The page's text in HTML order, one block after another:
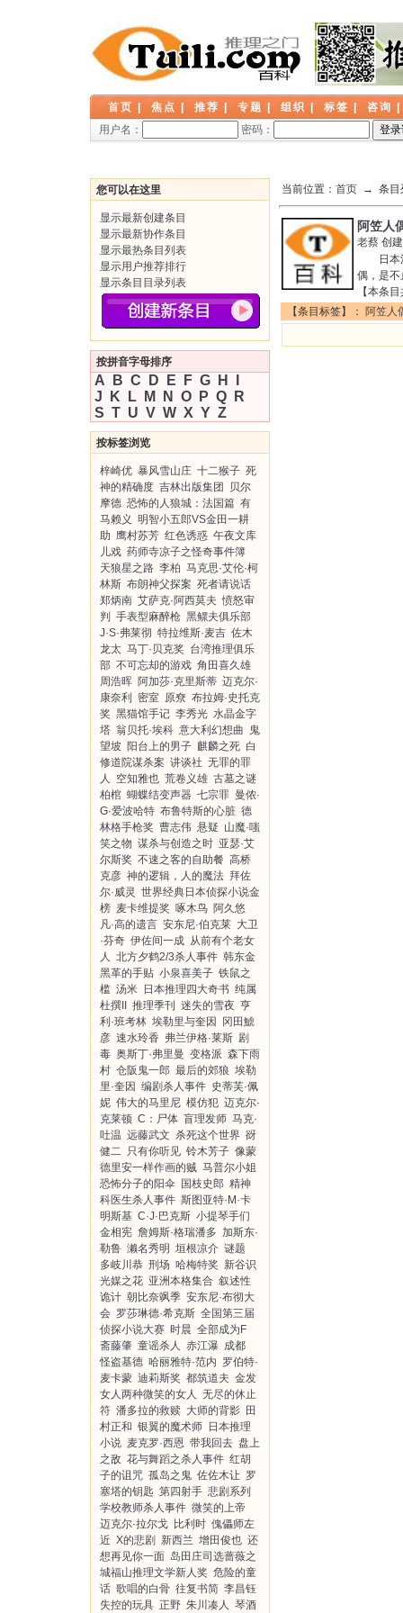
首页 焦点 推荐 专题 组织 标签 咨询
用户名：
密码：
您可以在这里
显示最新创建条目
显示最新协作条目
显示最热条目列表
显示用户推荐排行
显示条目目录列表
按拼音字母排序
A B C D E F G H
J
K L M N O P Q
R
S T U V W X Y Z
按标签浏览
梓崎优 暴风雪山庄 十二猴子 死
神的精确度 吉林出版集团
贝尔
摩德 恐怖的人狼城：法国篇 有
马赖义 明智小五郎VS金田一耕
助 鹰村苏芳 红色诱惑 午夜文库
儿戏 药师寺凉子之怪奇事件簿
天狼星之路 李柏 马克思·艾伦·柯
林斯 布朗神父探案 死者请说话
郑炳南 艾萨克·阿西莫夫 愤怒审
判
手表型麻醉枪 黑鳏夫俱乐部
J·S·弗莱彻 特拉维斯·麦吉 佐木
龙太 马丁·贝克奖 台湾推理俱乐
部 不可忘却的游戏 角田喜久雄
周浩晖 阿加莎·克里斯蒂 迈克尔·
康奈利
密室 原尞 布拉姆·史托克
奖 黑猫馆手记 李秀光 水晶金字
塔 翁贝托·埃科 意大利幻想曲
鬼
望坡 阳台上的男子 麒麟之死 白
修道院谋杀案 讲谈社 无罪的罪
人
空知雅也 荒卷义雄 古墓之谜
柏棺 蝴蝶结变声器 七宗罪 曼侬·
G·爱波哈特 布鲁特斯的心脏 德
林格手枪奖 曹志伟 悬疑 山魔·嗤
笑之物 谋杀与创造之时 亚瑟·艾
尔斯奖 不速之客的自助餐 高桥
克彦 神的逻辑，人的魔法 拜佐
尔·威灵 世界经典日本侦探小说金
榜 麦卡维提奖 啄木鸟 阿久悠
凡·高的遗言 安东尼·伯克莱 大卫
·芬奇 伊佐间一成 从前有个老女
人 北方夕鹤2/3杀人事件 韩东金
黑革的手贴 小泉喜美子 铁鼠之
槛 汤米 日本推理四大奇书 纯属
杜撰II
推理季刊 迷失的雪夜 亨
利·班考林 埃勒里与奎因
冈田鯱
彦 速水玲香 弗兰伊格·莱斯 剧
毒 奥斯丁·弗里曼 变格派 森下雨
村 仓阪鬼一郎 最后的郊狼 埃勒
里·奎因 编剧杀人事件 史蒂芙·佩
妮 伟大的马里尼 模仿犯 迈克尔·
克莱顿 C：尸体 盲理发师 马克·
吐温 远藤武文 杀死这个世界 谺
健二 只有你听见 铃木芳子 像蒙
德里安一样作画的贼 马普尔小姐
恐怖分子的阳伞 国枝史郎 精神
科医生杀人事件 斯图亚特·M·卡
明斯基 C·J·巴克斯 小提琴手们
金相宪 詹姆斯·格瑞潘多 加斯东·
勒鲁 濑名秀明 垣根凉介 谜题
多岐川恭 刑场 哈梅特奖 新谷识
光媒之花 亚洲本格集合 叙述性
诡计 朝比奈飒季 安东尼·布彻大
会 罗莎琳德·希克斯 全国第三届
侦探小说大赛 时晨 全部成为F
斋藤肇 童谣杀人 赤江瀑 成都
怪盗基德 哈丽雅特·范内 罗伯特·
麦卡蒙 迪莉斯奖 都筑道夫 金发
女人两种微笑的女人 无尽的休止
符 潘多拉的救赎 大师的背影 田
村正和 银翼的魔术师 日本推理
小说 麦克罗·西恩 带我回去 盘上
之敌 花与舞蹈之杀人事件 红胡
子的诅咒 孤岛之鬼 佐佐木让 罗
塞塔的钥匙 第四射手 悲剧系列
学校教师杀人事件 微笑的上帝
迈克尔·拉尔戈 比利时 傀儡师左
近 X的悲剧 新西兰 增田俊也 还
想再见你一面 岛田庄司选蔷薇之
城福山推理文学新人奖 危险的童
话 歌唱的白骨 往复书简 李昌钰
失控的玩具 正野 朱川凑人 琴酒
当前位置： 首页 → 条目
阿笠人
老蔡 创
日本漫
偶，是
【本条
【条目标签】： 阿笠人